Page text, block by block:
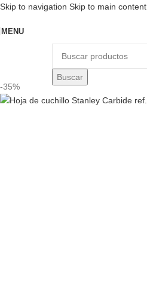
Skip to navigation Skip to main content
MENU
Buscar
-35%